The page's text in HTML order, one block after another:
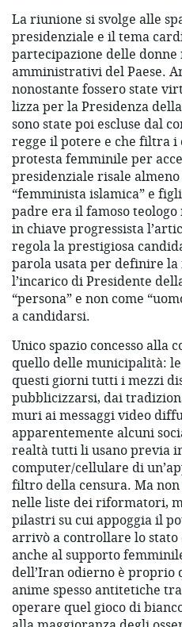
La riunione si svolge alle
presidenziale e il tema
partecipazione delle
amministrativi del Paese.
nonostante fossero state
lizza per la Presidenza
sono state poi escluse dal
regge il potere e che filtra
protesta femminile per
presidenziale risale
“femminista islamica” e
padre era il famoso
in chiave progressista
regola la prestigiosa
parola usata per definire
l’incarico di Presidente
“persona” e non come
a candidarsi.
Unico spazio concesso alla
quello delle municipalità:
questi giorni tutti i mezzi
pubblicizzarsi, dai
muri ai messaggi video
apparentemente alcuni
realtà tutti li usano previa
computer/cellulare di
filtro della censura. Ma
nelle liste dei riformatori,
pilastri su cui appoggia il
arrivò a controllare lo stato
anche al supporto
dell’Iran odierno è proprio
anime spesso antitetiche
operare quel gioco di